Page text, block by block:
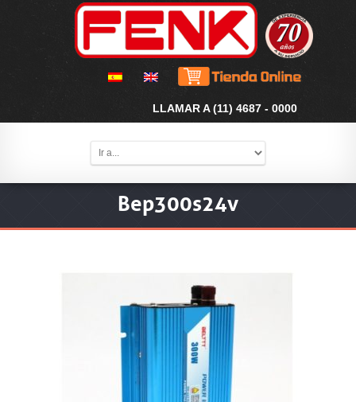
LLAMAR A (11) 4687 - 0000
Bep300s24v